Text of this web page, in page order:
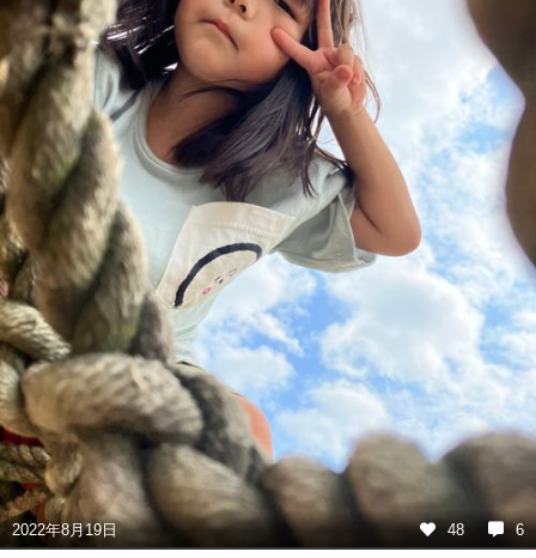
2022年8月19日 48 6